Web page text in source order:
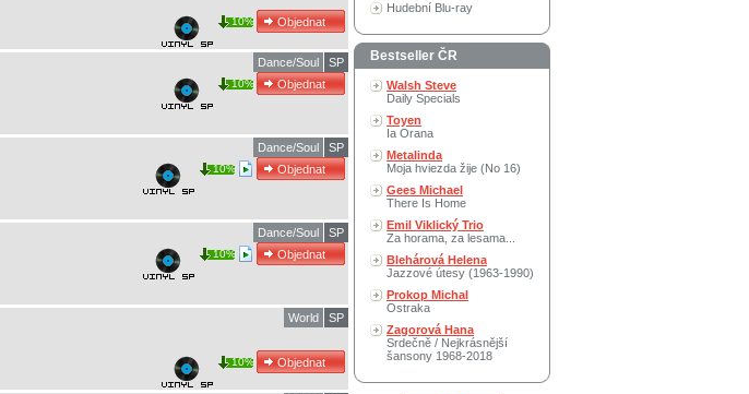
10%
SP
Dance/Soul
10%
SP
Dance/Soul
10%
SP
Dance/Soul
10%
SP
World
10%
Hudební Blu-ray
Bestseller ČR
Walsh Steve
Daily Specials
Toyen
Ia Orana
Metalinda
Moja hviezda žije (No 16)
Gees Michael
There Is Home
Emil Viklický Trio
Za horama, za lesama...
Blehárová Helena
Jazzové útesy (1963-1990)
Prokop Michal
Ostraka
Zagorová Hana
Srdečně / Nejkrásnější
šansony 1968-2018